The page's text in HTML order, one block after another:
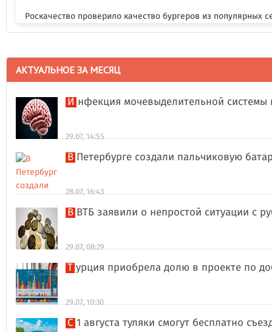
Роскачество проверило качество бургеров из популярных
АКТУАЛЬНОЕ ЗА МЕСЯЦ
Инфекция мочевыделительной
29.07, 14:55
В Петербурге создали пальчиковую
28.07, 16:43
В ВТБ заявили о непростой ситуации с
29.07, 08:29
Турция приобрела долю в проекте по
29.07, 10:30
С 1 августа туляки смогут бесплатно